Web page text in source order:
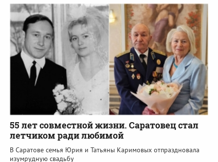
55 лет совместной жизни. Саратовец стал
летчиком ради любимой
В Саратове семья Юрия и Татьяны Каримовых отпраздновала
изумрудную свадьбу